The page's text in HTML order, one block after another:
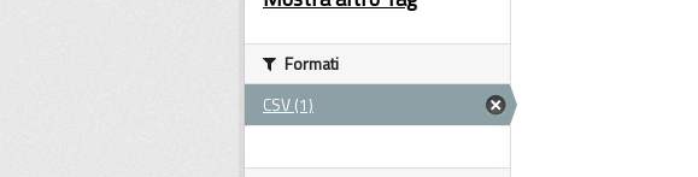
Formati
CSV (1)